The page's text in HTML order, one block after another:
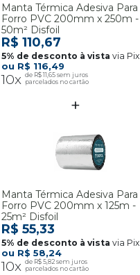
Manta Térmica Adesiva Para
Forro PVC 200mm x 250m -
50m² Disfoil
R$ 116,49
10x R$ 11,65
R$ 110,67
via Pix
Manta Térmica Adesiva Para
Forro PVC 200mm x 125m -
25m² Disfoil
R$ 58,24
10x R$ 5,82
R$ 55,33
via Pix